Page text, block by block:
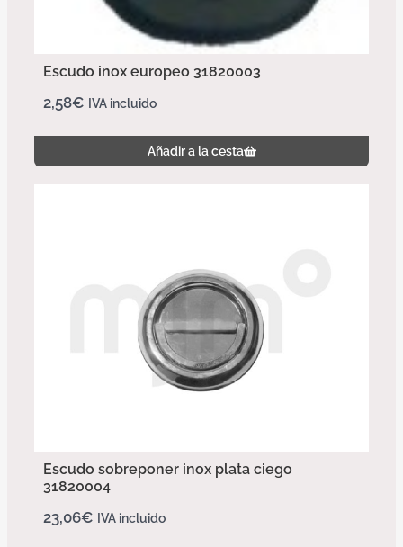
Escudo inox europeo 31820003
2,58€ IVA incluido
Añadir a la cesta
Escudo sobreponer inox plata ciego
31820004
23,06€ IVA incluido